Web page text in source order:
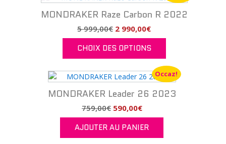
MONDRAKER Raze Carbon R 2022
5 999,00€ Le
prix
initial
était :
5
999,00€.
2 990,00€Le
prix
actuel
est :
2
990,00€.
CHOIX DES OPTIONS
produit
a
plusieurs
variations.
Les
options
peuvent
Occaz!
MONDRAKER Leader 26 2023
759,00€ Le
prix
initial
était :
590,00€Le
prix
actuel
est :
AJOUTER AU PANIER